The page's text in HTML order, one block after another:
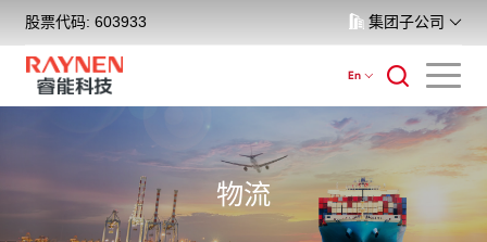
股票代码: 603933 集团子公司
En
物流